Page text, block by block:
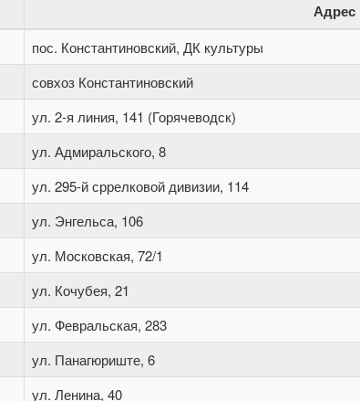
Адрес
пос. Константиновский, ДК культуры
совхоз Константиновский
ул. 2-я линия, 141 (Горячеводск)
ул. Адмиральского, 8
ул. 295-й сррелковой дивизии, 114
ул. Энгельса, 106
ул. Московская, 72/1
ул. Кочубея, 21
ул. Февральская, 283
ул. Панагюриште, 6
ул. Ленина, 40